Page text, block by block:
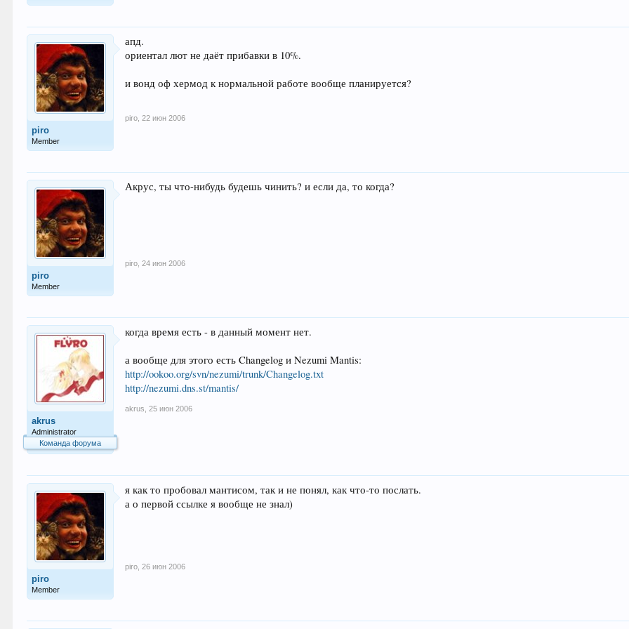
piro
Member
апд.
ориентал лют не даёт прибавки в 10%.
и вонд оф хермод к нормальной работе вообще планируется?
piro 22 июн 2006
piro
Member
Акрус, ты что-нибудь будешь чинить? и если да, то когда?
piro 24 июн 2006
akrus
Administrator
Команда форума
когда время есть - в данный момент нет.
а вообще для этого есть Changelog и Nezumi Mantis:
http://ookoo.org/svn/nezumi/trunk/Changelog.txt
http://nezumi.dns.st/mantis/
akrus 25 июн 2006
piro
Member
я как то пробовал мантисом, так и не понял, как что-то послать.
а о первой ссылке я вообще не знал)
piro 26 июн 2006